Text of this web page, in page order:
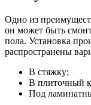
Одно из
он может быть
пола. Установка
распространены
В стяжку;
В плиточный
Под